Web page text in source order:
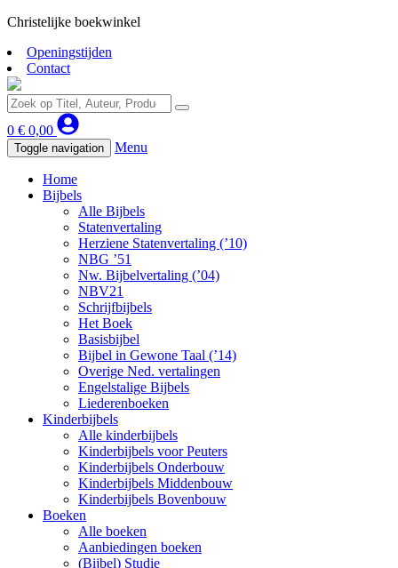
Christelijke boekwinkel
Openingstijden
Contact
0 € 0,00
Toggle navigation Menu
Home
Bijbels
Alle Bijbels
Statenvertaling
Herziene Statenvertaling (’10)
NBG ’51
Nw. Bijbelvertaling (’04)
NBV21
Schrijfbijbels
Het Boek
Basisbijbel
Bijbel in Gewone Taal (’14)
Overige Ned. vertalingen
Engelstalige Bijbels
Liederenboeken
Kinderbijbels
Alle kinderbijbels
Kinderbijbels voor Peuters
Kinderbijbels Onderbouw
Kinderbijbels Middenbouw
Kinderbijbels Bovenbouw
Boeken
Alle boeken
Aanbiedingen boeken
(Bijbel) Studie